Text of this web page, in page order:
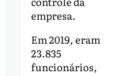
empresa.
Em 2019, eram
23.835
funcionários,